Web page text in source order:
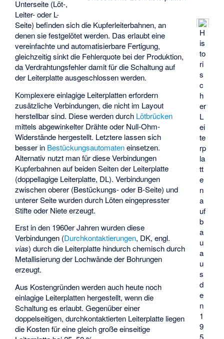
H
is
to
ri
s
c
h
er
L
ei
te
rp
la
tt
e
n
a
uf
b
a
u
a
u
s
d
e
n
1
9
5
Unterseite (Löt-,
Leiter- oder L-
Seite) befinden sich die Kupferleiterbahnen, an
denen sie festgelötet werden. Das erlaubt eine
vereinfachte und automatisierbare Fertigung,
gleichzeitig sinkt die Fehlerquote bei der Produktion,
da Verdrahtungsfehler damit für die Schaltung auf
der Leiterplatte ausgeschlossen werden.
Komplexere einlagige Leiterplatten erfordern
zusätzliche Verbindungen, die nicht im Layout
herstellbar sind. Diese werden durch Lötbrücken
mittels abgewinkelter Drähte oder Null-Ohm-
Widerstände hergestellt. Letztere lassen sich
besser in Bestückungsautomateneinsetzen.
Alternativ nutzt man für diese Verbindungen
Kupferbahnen auf beiden Seiten der Leiterplatte
(doppellagige Leiterplatte, DL). Verbindungen
zwischen oberer (Bestückungs- oder B-Seite) und
unterer Seite wurden durch Löten eingepresster
Stifte oder Niete erzeugt.
Erst in den 1960er Jahren wurden diese
Verbindungen (Durchkontaktierungen, DK, engl.
vias) durch die Leiterplatte hindurch chemisch durch
Metallisierung der Lochwände der Bohrungen
erzeugt.
Aus Kostengründen werden auch heute noch
einlagige Leiterplatten hergestellt, wenn die
Schaltung es erlaubt. Gegenüber einer
doppelseitigen, durchkontaktierten Leiterplatte liegen
die Kosten für eine gleich große einseitige